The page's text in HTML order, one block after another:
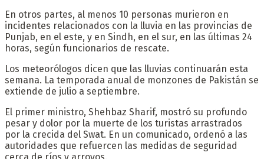
En otros partes, al menos 10 personas murieron en
incidentes relacionados con la lluvia en las provincias de
Punjab, en el este, y en Sindh, en el sur, en las últimas 24
horas, según funcionarios de rescate.
Los meteorólogos dicen que las lluvias continuarán esta
semana. La temporada anual de monzones de Pakistán se
extiende de julio a septiembre.
El primer ministro, Shehbaz Sharif, mostró su profundo
pesar y dolor por la muerte de los turistas arrastrados
por la crecida del Swat. En un comunicado, ordenó a las
autoridades que refuercen las medidas de seguridad